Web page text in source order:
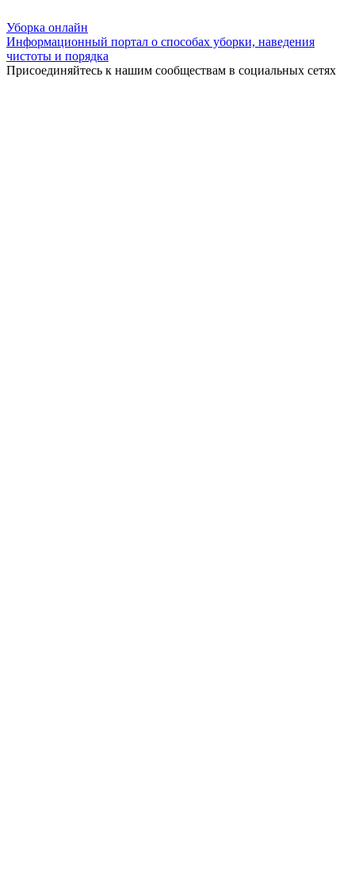
Уборка онлайн
Информационный портал о способах уборки, наведения
чистоты и порядка
Присоединяйтесь к нашим сообществам в социальных сетях